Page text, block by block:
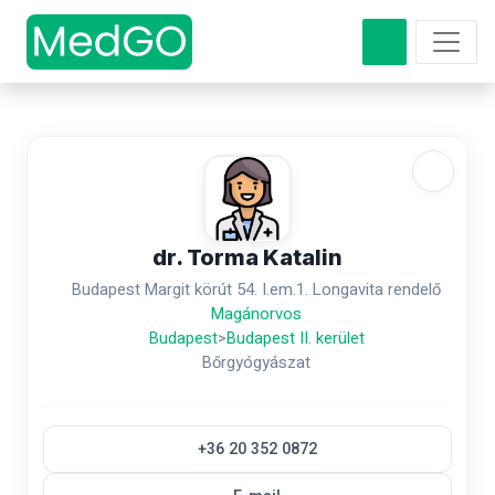
dr. Torma Katalin
Budapest Margit körút 54. I.em.1. Longavita rendelő
Magánorvos
Budapest>Budapest II. kerület
Bőrgyógyászat
+36 20 352 0872